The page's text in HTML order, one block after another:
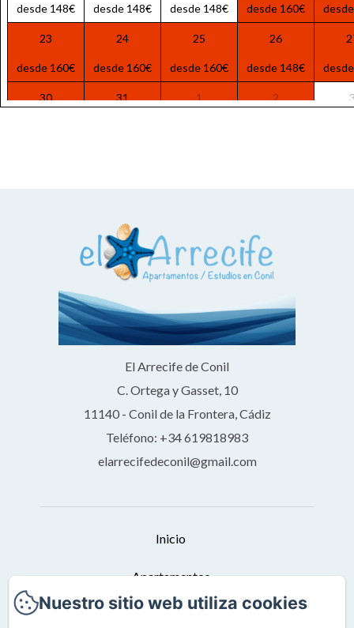
desde 148€ desde 148€ desde 148€ desde 160€
23 24 25 26
desde 160€ desde 160€ desde 160€ desde 148€
30 31 1 2
El Arrecife de Conil
C. Ortega y Gasset, 10
11140 - Conil de la Frontera, Cádiz
Teléfono: +34 619818983
elarrecifedeconil@gmail.com
Inicio
Apartamentos
Condiciones De Reserva
Nuestro sitio web utiliza cookies